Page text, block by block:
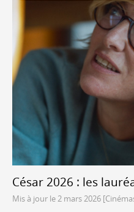
César 2026 : les
Mis à jour le 2 mars 2026